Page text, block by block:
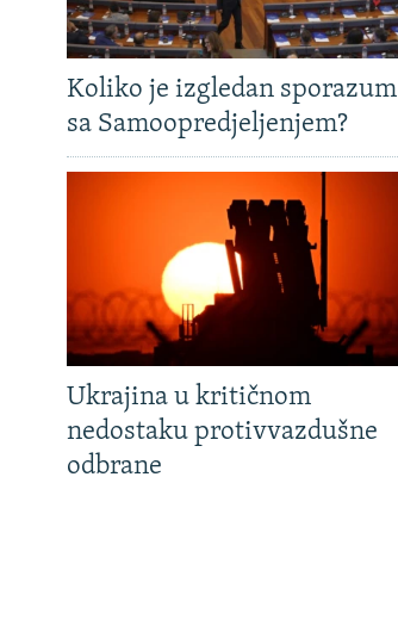
Koliko je izgledan sporazum
sa Samoopredjeljenjem?
Ukrajina u kritičnom
nedostaku protivvazdušne
odbrane